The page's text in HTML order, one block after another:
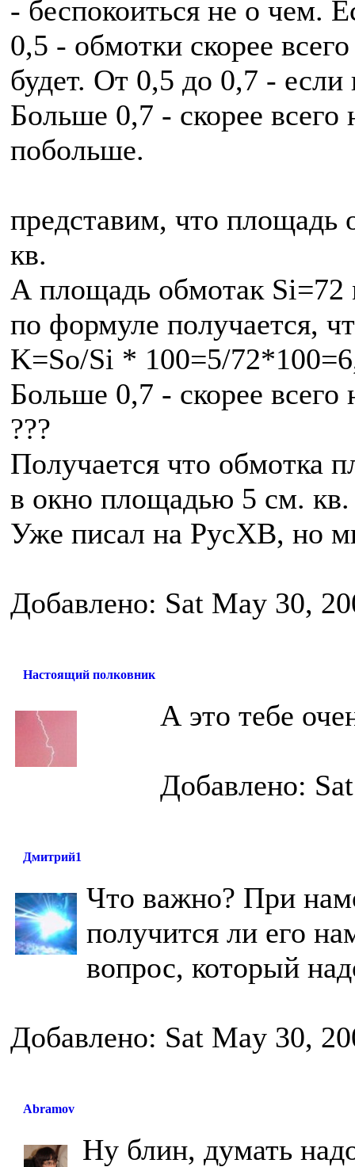
- беспокоиться не о чем.
0,5 - обмотки скорее
будет. От 0,5 до 0,7 - если
Больше 0,7 - скорее всего
побольше.
представим, что площадь
кв.
А площадь обмотак
по формуле получается,
K=So/Si * 100=5/
Больше 0,7 - скорее всего
???
Получается что обмотка
в окно площадью 5 см. кв.
Уже писал на РусХВ, но
Добавлено: Sat May 30,
Настоящий полковник
А это тебе
Добавлено:
Дмитрий1
Что важно? При
получится ли его
вопрос, который
Добавлено: Sat May 30,
Abramov
Ну блин, думать